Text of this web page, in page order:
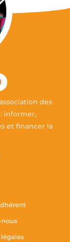
des
informer,
et financer la
nous